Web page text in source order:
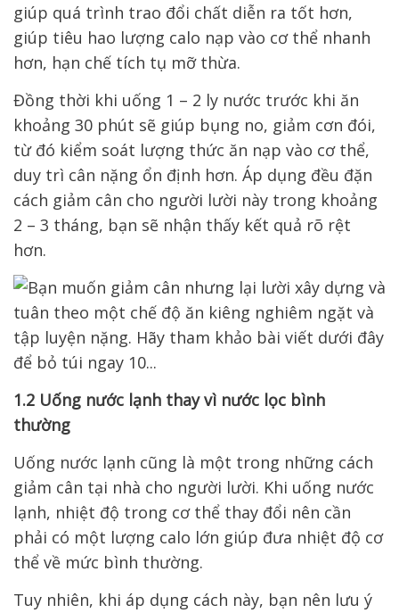
giúp quá trình trao đổi chất diễn ra tốt hơn,
giúp tiêu hao lượng calo nạp vào cơ thể nhanh
hơn, hạn chế tích tụ mỡ thừa.
Đồng thời khi uống 1 – 2 ly nước trước khi ăn
khoảng 30 phút sẽ giúp bụng no, giảm cơn đói,
từ đó kiểm soát lượng thức ăn nạp vào cơ thể,
duy trì cân nặng ổn định hơn. Áp dụng đều đặn
cách giảm cân cho người lười này trong khoảng
2 – 3 tháng, bạn sẽ nhận thấy kết quả rõ rệt
hơn.
1.2 Uống nước lạnh thay vì nước lọc bình
thường
Uống nước lạnh cũng là một trong những cách
giảm cân tại nhà cho người lười. Khi uống nước
lạnh, nhiệt độ trong cơ thể thay đổi nên cần
phải có một lượng calo lớn giúp đưa nhiệt độ cơ
thể về mức bình thường.
Tuy nhiên, khi áp dụng cách này, bạn nên lưu ý